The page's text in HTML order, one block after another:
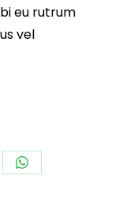
eu rutrum
vel
Share